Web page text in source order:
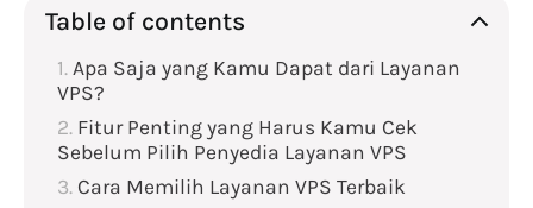
Table of contents
Apa Saja yang Kamu Dapat dari Layanan
VPS?
Fitur Penting yang Harus Kamu Cek
Sebelum Pilih Penyedia Layanan VPS
Cara Memilih Layanan VPS Terbaik